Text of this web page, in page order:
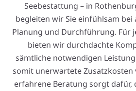
Seebestattung – in
begleiten wir Sie einfühlsam
Planung und Durchführung. Für
bieten wir durchdachte
sämtliche notwendigen
somit unerwartete Zusatzkosten
erfahrene Beratung sorgt dafür,